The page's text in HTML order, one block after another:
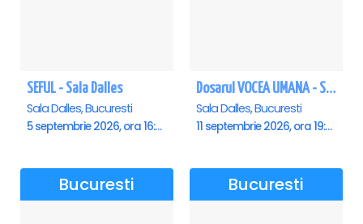
SEFUL - Sala Dalles
Sala Dalles, Bucuresti
5 septembrie 2026, ora 16:00
Dosarul VOCEA UMANA - Sala Dalles
Sala Dalles, Bucuresti
11 septembrie 2026, ora 19:30
Bucuresti Bucuresti